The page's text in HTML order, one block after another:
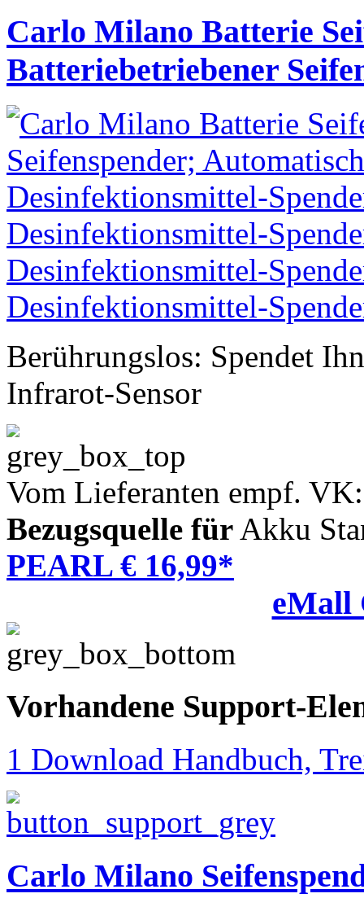
Carlo Milano Batterie
Batteriebetriebener
Berührungslos: Spendet
Infrarot-Sensor
Vom Lieferanten empf.
Bezugsquelle für Akku
PEARL € 16,99*
eMall
Vorhandene Support-
1 Download Handbuch,
Carlo Milano